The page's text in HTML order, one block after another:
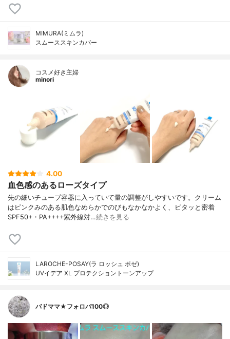
MIMURA(ミムラ)
スムーススキンカバー
コスメ好き主婦
minori
4.00
血色感のあるローズタイプ
先の細いチューブ容器に入っていて量の調整がしやすいです。クリーム
はピンクみのある肌色なめらかでのびもなかなかよく、ピタッと密着
SPF50+・PA++++紫外線対…続きを見る
LAROCHE-POSAY(ラ ロッシュ ポゼ)
UVイデア XL プロテクショントーンアップ
バドママ★フォロバ100◎